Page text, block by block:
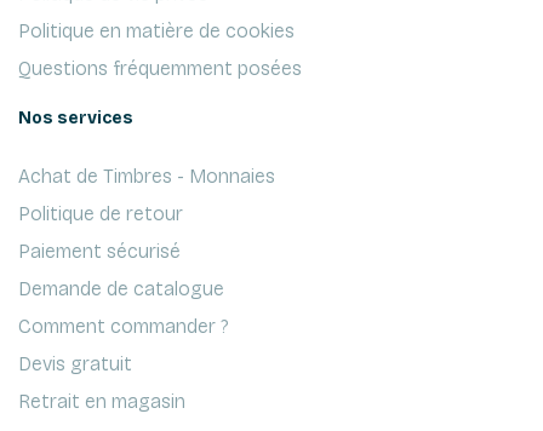
Politique en matière de cookies
Questions fréquemment posées
Nos services
Achat de Timbres - Monnaies
Politique de retour
Paiement sécurisé
Demande de catalogue
Comment commander ?
Devis gratuit
Retrait en magasin